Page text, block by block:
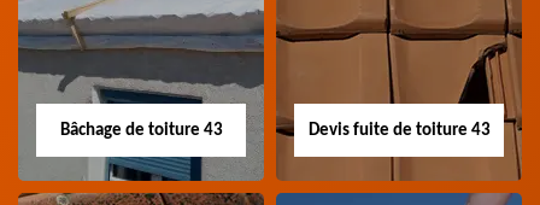
Professionnel en
nettoyage panneau
photovoltaïque 43
Devis pose de gouttière
43 Haute-Loire
Bâchage de toiture 43 Devis fuite de toiture 43